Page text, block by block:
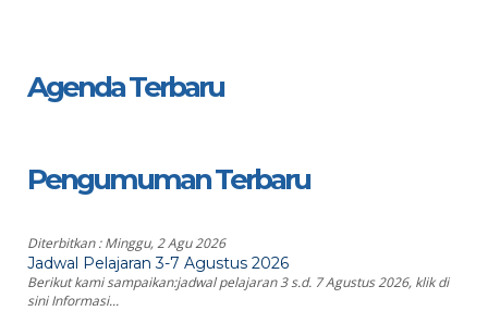
Agenda Terbaru
Pengumuman Terbaru
Diterbitkan :Minggu, 2 Agu 2026
Jadwal Pelajaran 3-7 Agustus 2026
Berikut kami sampaikan:jadwal pelajaran 3 s.d. 7 Agustus 2026, klik di
sini Informasi...